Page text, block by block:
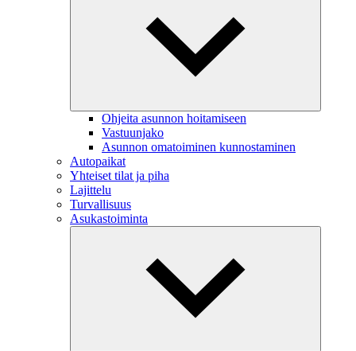
Ohjeita asunnon hoitamiseen
Vastuunjako
Asunnon omatoiminen kunnostaminen
Autopaikat
Yhteiset tilat ja piha
Lajittelu
Turvallisuus
Asukastoiminta